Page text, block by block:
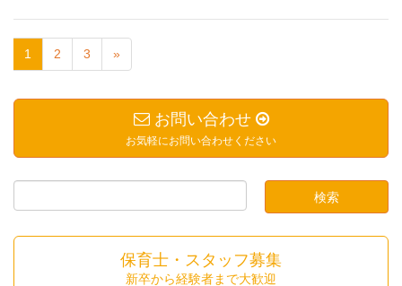
1 2 3 »
お問い合わせ
お気軽にお問い合わせください
保育士・スタッフ募集
新卒から経験者まで大歓迎